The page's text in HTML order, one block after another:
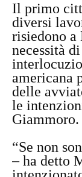
Il primo
diversi
risiedono a
necessità
americana
delle
le
Giammoro.
“Se non
– ha detto